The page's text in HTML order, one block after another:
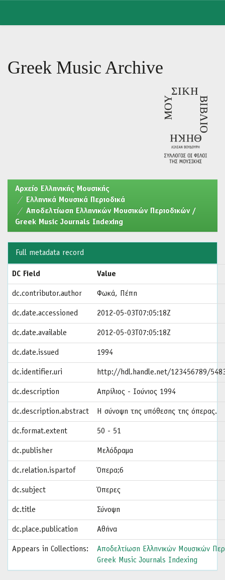
Greek Music Archive
Aρχείο Ελληνικής Μουσικής
Ελληνικά Μουσικά Περιοδικά
Αποδελτίωση Ελληνικών Μουσικών Περιοδικών /
Greek Music Journals Indexing
Full metadata record
DC Field Value
dc.contributor.author Φωκά, Πέπη
dc.date.accessioned 2012-05-03T07:05:18Z
dc.date.available 2012-05-03T07:05:18Z
dc.date.issued 1994
dc.identifier.uri http://hdl.handle.net/123456789/
dc.description Απρίλιος - Ιούνιος 1994
dc.description.abstract Η σύνοψη της υπόθεσης της όπερας.
dc.format.extent 50 - 51
dc.publisher Μελόδραμα
dc.relation.ispartof Όπερα;6
dc.subject Όπερες
dc.title Σύνοψη
dc.place.publication Αθήνα
Appears in Collections:
Αποδελτίωση Ελληνικών Μουσικών
Greek Music Journals Indexing